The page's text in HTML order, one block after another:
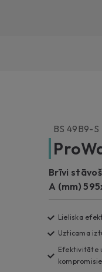
mašīnas
BS 49B9-S
Brīvi
A (mm)
Lieliska
Uzticama
Efektivitāte